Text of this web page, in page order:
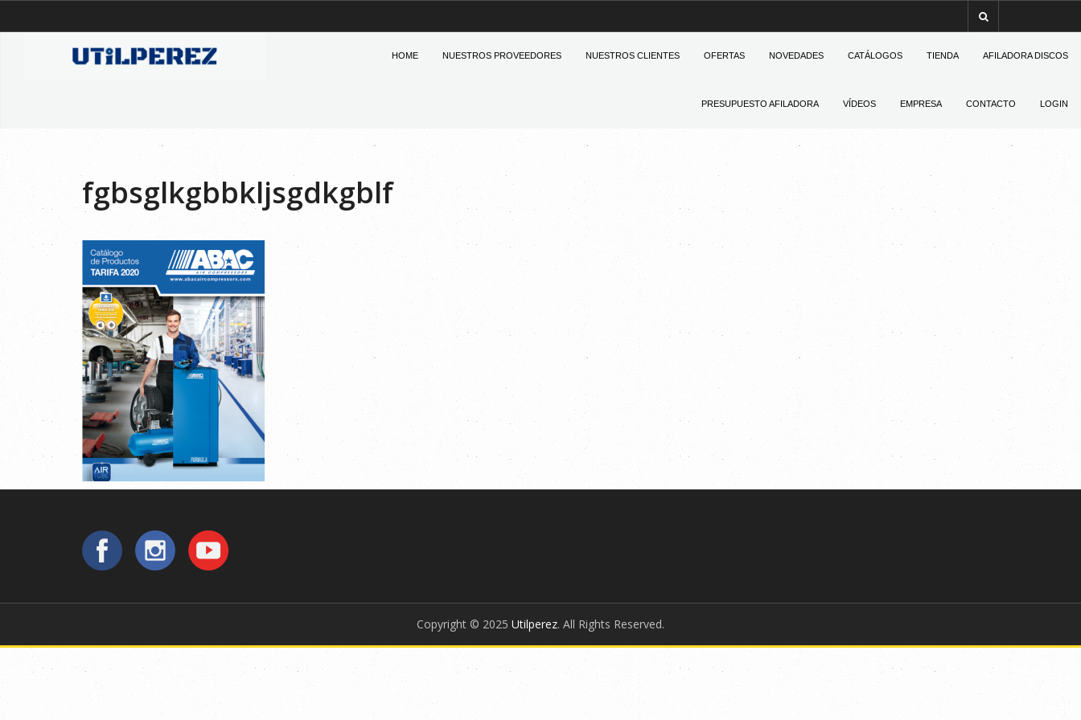
HOME NUESTROS PROVEEDORES NUESTROS CLIENTES OFERTAS NOVEDADES CATÁLOGOS TIENDA AFILADORA DISCOS
PRESUPUESTO AFILADORA VÍDEOS EMPRESA CONTACTO LOGIN
fgbsglkgbbkljsgdkgblf
Copyright © 2025 Utilperez. All Rights Reserved.